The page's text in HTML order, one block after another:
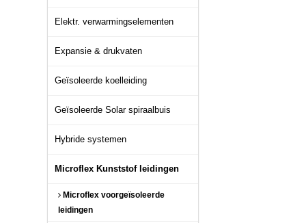
Elektr. verwarmingselementen
Expansie & drukvaten
Geïsoleerde koelleiding
Geïsoleerde Solar spiraalbuis
Hybride systemen
Microflex Kunststof leidingen
Microflex voorgeïsoleerde
leidingen